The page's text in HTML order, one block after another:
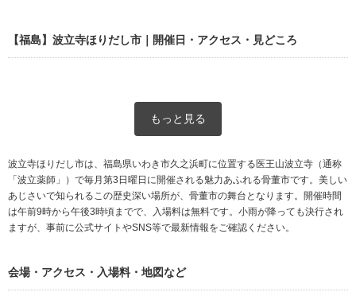
【福島】波立寺ほりだし市｜開催日・アクセス・見どころ
もっと見る
波立寺ほりだし市は、福島県いわき市久之浜町に位置する医王山波立寺（通称
「波立薬師」）で毎月第3日曜日に開催される魅力あふれる骨董市です。美しい
あじさいで知られるこの歴史深い場所が、骨董市の舞台となります。開催時間
は午前9時から午後3時頃までで、入場料は無料です。小雨が降っても決行され
ますが、事前に公式サイトやSNS等で最新情報をご確認ください。
会場・アクセス・入場料・地図など